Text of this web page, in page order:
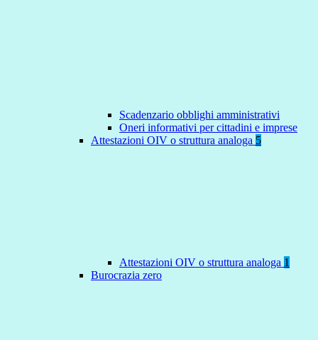
Scadenzario obblighi amministrativi
Oneri informativi per cittadini e imprese
Attestazioni OIV o struttura analoga 5
Attestazioni OIV o struttura analoga 1
Burocrazia zero